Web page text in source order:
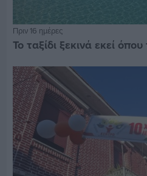
Πριν 16 ημέρες
Το ταξίδι ξεκινά εκεί